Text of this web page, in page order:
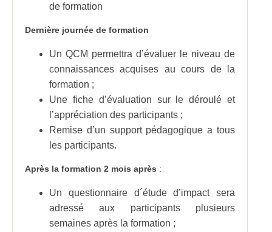
de formation
Dernière journée de formation
Un QCM permettra d’évaluer le niveau de
connaissances acquises au cours de la
formation ;
Une fiche d’évaluation sur le déroulé et
l’appréciation des participants ;
Remise d’un support pédagogique a tous
les participants.
Après la formation 2 mois après :
Un questionnaire d´étude d’impact sera
adressé aux participants plusieurs
semaines après la formation ;